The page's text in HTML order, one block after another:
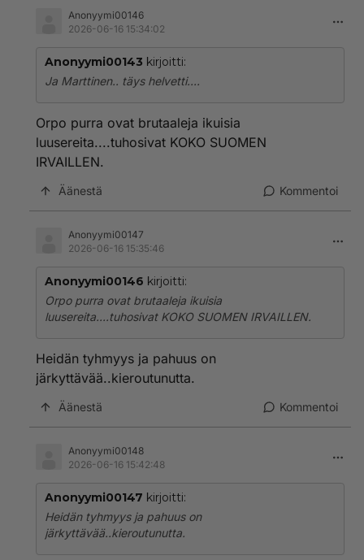
Anonyymi00146
2026-06-16 15:34:02
Anonyymi00143 kirjoitti:
Ja Marttinen.. täys helvetti....
Orpo purra ovat brutaaleja ikuisia
luusereita....tuhosivat KOKO SUOMEN
IRVAILLEN.
Äänestä Kommentoi
Anonyymi00147
2026-06-16 15:35:46
Anonyymi00146 kirjoitti:
Orpo purra ovat brutaaleja ikuisia
luusereita....tuhosivat KOKO SUOMEN IRVAILLEN.
Heidän tyhmyys ja pahuus on
järkyttävää..kieroutunutta.
Äänestä Kommentoi
Anonyymi00148
2026-06-16 15:42:48
Anonyymi00147 kirjoitti:
Heidän tyhmyys ja pahuus on
järkyttävää..kieroutunutta.